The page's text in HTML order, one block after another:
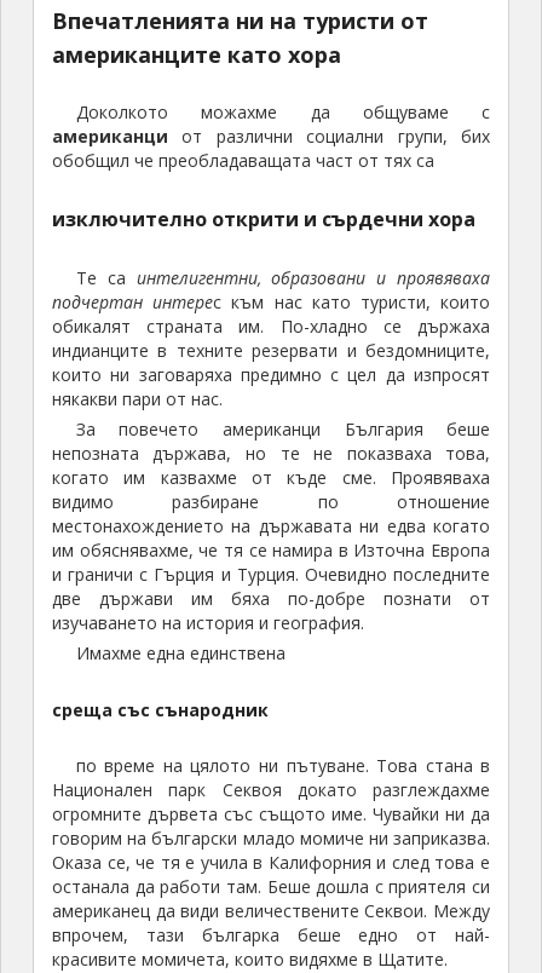
Впечатленията ни на туристи от
американците като хора
Доколкото можахме да общуваме с
американци от различни социални групи, бих
обобщил че преобладаващата част от тях са
изключително открити и сърдечни хора
Те са интелигентни, образовани и проявяваха
подчертан интерес към нас като туристи, които
обикалят страната им. По-хладно се държаха
индианците в техните резервати и бездомниците,
които ни заговаряха предимно с цел да изпросят
някакви пари от нас.
За повечето американци България беше
непозната държава, но те не показваха това,
когато им казвахме от къде сме. Проявяваха
видимо разбиране по отношение
местонахождението на държавата ни едва когато
им обяснявахме, че тя се намира в Източна Европа
и граничи с Гърция и Турция. Очевидно последните
две държави им бяха по-добре познати от
изучаването на история и география.
Имахме една единствена
среща със сънародник
по време на цялото ни пътуване. Това стана в
Национален парк Секвоя докато разглеждахме
огромните дървета със същото име. Чувайки ни да
говорим на български младо момиче ни заприказва.
Оказа се, че тя е учила в Калифорния и след това е
останала да работи там. Беше дошла с приятеля си
американец да види величествените Секвои. Между
впрочем, тази българка беше едно от най-
красивите момичета, които видяхме в Щатите.